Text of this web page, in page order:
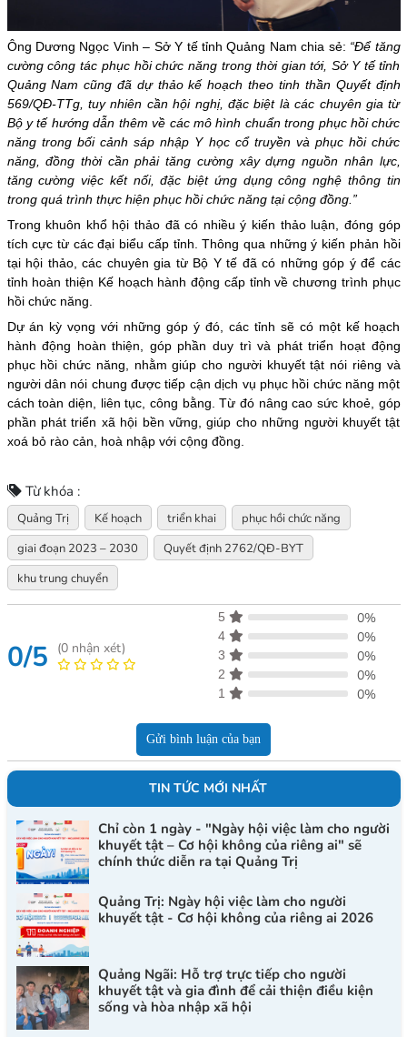
Ông Dương Ngọc Vinh – Sở Y tế tỉnh Quảng Nam chia sẻ: “Để tăng
cường công tác phục hồi chức năng trong thời gian tới, Sở Y tế tỉnh
Quảng Nam cũng đã dự thảo kế hoạch theo tinh thần Quyết định
569/QĐ-TTg, tuy nhiên cần hội nghị, đặc biệt là các chuyên gia từ
Bộ y tế hướng dẫn thêm về các mô hình chuẩn trong phục hồi chức
năng trong bối cảnh sáp nhập Y học cổ truyền và phục hồi chức
năng, đồng thời cần phải tăng cường xây dựng nguồn nhân lực,
tăng cường việc kết nối, đặc biệt ứng dụng công nghệ thông tin
trong quá trình thực hiện phục hồi chức năng tại cộng đồng.”
Trong khuôn khổ hội thảo đã có nhiều ý kiến thảo luận, đóng góp
tích cực từ các đại biểu cấp tỉnh. Thông qua những ý kiến phản hồi
tại hội thảo, các chuyên gia từ Bộ Y tế đã có những góp ý để các
tỉnh hoàn thiện Kế hoạch hành động cấp tỉnh về chương trình phục
hồi chức năng.
Dự án kỳ vọng với những góp ý đó, các tỉnh sẽ có một kế hoạch
hành động hoàn thiện, góp phần duy trì và phát triển hoạt động
phục hồi chức năng, nhằm giúp cho người khuyết tật nói riêng và
người dân nói chung được tiếp cận dịch vụ phục hồi chức năng một
cách toàn diện, liên tục, công bằng. Từ đó nâng cao sức khoẻ, góp
phần phát triển xã hội bền vững, giúp cho những người khuyết tật
xoá bỏ rào cản, hoà nhập với cộng đồng.
Từ khóa :
Quảng Trị Kế hoạch triển khai
phục hồi chức năng
giai đoạn 2023 – 2030
Quyết định 2762/QĐ-BYT
khu trung chuyển
0/5 (0nhận xét)
5 0%
4 0%
3 0%
2 0%
1 0%
Gửi bình luận của bạn
TIN TỨC MỚI NHẤT
Chỉ còn 1 ngày - "Ngày hội việc làm cho người
khuyết tật – Cơ hội không của riêng ai" sẽ
chính thức diễn ra tại Quảng Trị
Quảng Trị: Ngày hội việc làm cho người
khuyết tật - Cơ hội không của riêng ai 2026
Quảng Ngãi: Hỗ trợ trực tiếp cho người
khuyết tật và gia đình để cải thiện điều kiện
sống và hòa nhập xã hội